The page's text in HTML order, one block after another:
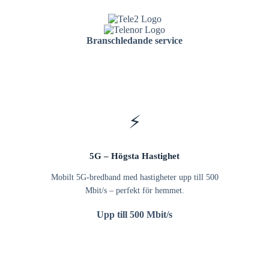
Branschledande service
⚡
5G – Högsta Hastighet
Mobilt 5G-bredband med hastigheter upp till 500
Mbit/s – perfekt för hemmet.
Upp till 500 Mbit/s